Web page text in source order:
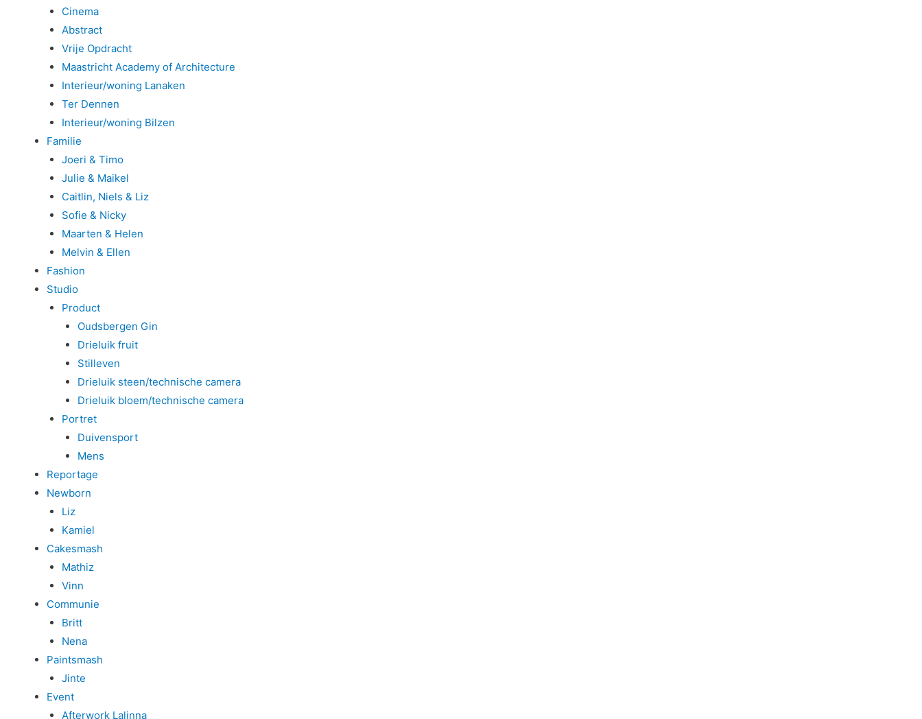
Cinema
Abstract
Vrije Opdracht
Maastricht Academy of Architecture
Interieur/woning Lanaken
Ter Dennen
Interieur/woning Bilzen
Familie
Joeri & Timo
Julie & Maikel
Caitlin, Niels & Liz
Sofie & Nicky
Maarten & Helen
Melvin & Ellen
Fashion
Studio
Product
Oudsbergen Gin
Drieluik fruit
Stilleven
Drieluik steen/technische camera
Drieluik bloem/technische camera
Portret
Duivensport
Mens
Reportage
Newborn
Liz
Kamiel
Cakesmash
Mathiz
Vinn
Communie
Britt
Nena
Paintsmash
Jinte
Event
Afterwork Lalinna